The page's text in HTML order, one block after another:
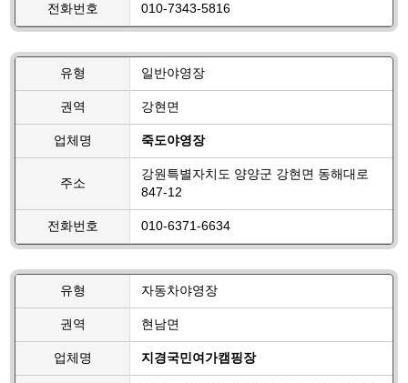
전화번호 010-7343-5816
유형 일반야영장
권역 강현면
업체명 죽도야영장
주소
강원특별자치도 양양군 강현면 동해대로
847-12
전화번호 010-6371-6634
유형 자동차야영장
권역 현남면
업체명 지경국민여가캠핑장